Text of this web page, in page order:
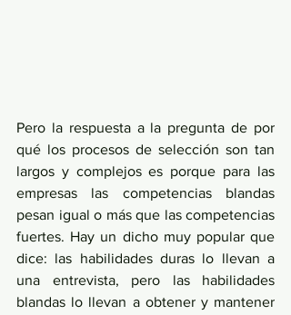
Pero la respuesta a la pregunta de por
qué los procesos de selección son tan
largos y complejos es porque para las
empresas las competencias blandas
pesan igual o más que las competencias
fuertes. Hay un dicho muy popular que
dice: las habilidades duras lo llevan a
una entrevista, pero las habilidades
blandas lo llevan a obtener y mantener